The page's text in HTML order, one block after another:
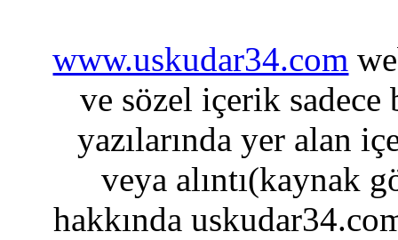
www.uskudar34.com
ve sözel içerik sadece
yazılarında yer alan
veya alıntı(kaynak
hakkında